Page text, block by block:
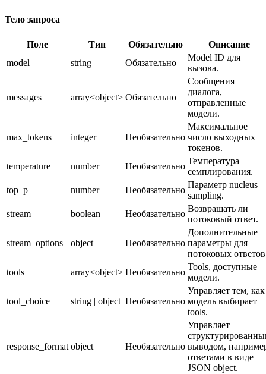
Тело запроса
Поле Тип Обязательно
Описание
model
string Обязательно
Model ID для
вызова.
messages array<object> Обязательно
Сообщения
диалога,
отправленные
модели.
max_tokens integer Необязательно
Максимальное
число выходных
токенов.
temperature
number Необязательно
Температура
семплирования.
top_p
number Необязательно
Параметр nucleus
sampling.
stream
boolean Необязательно
Возвращать ли
потоковый ответ.
stream_options object Необязательно
Дополнительные
параметры для
потоковых
tools
array<object> Необязательно
Tools, доступные
модели.
tool_choice string | object Необязательно
Управляет тем, как
модель выбирает
tools.
response_format object Необязательно
Управляет
выводом,
ответами в виде
JSON object.